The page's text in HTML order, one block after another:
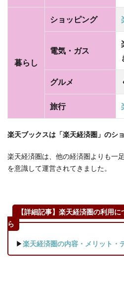
暮らし
ショッピング
電気・ガス
グルメ
旅行
楽天ブックスは「楽天経済圏」のシ
楽天経済圏は、他の経済圏よりも一
を意識して運営されてきました。
【詳細記事】楽天経済圏の利用
ら
▶楽天経済圏の内容・メリット・